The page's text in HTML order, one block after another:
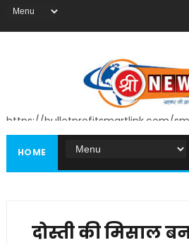
https://bulletprofitsmartlink.com/
HOME
दोस्ती की मिसाल